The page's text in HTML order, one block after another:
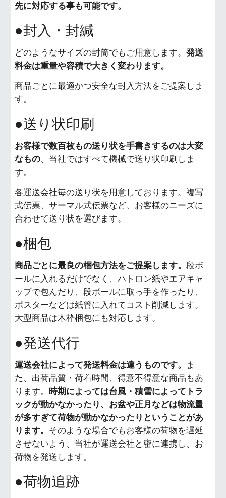
先に対応する事も可能です。
●封入・封緘
どのようなサイズの封筒でもご用意します。発送
料金は重量や容積で大きく変わります。
商品ごとに最適かつ安全な封入方法をご提案しま
す。
●送り状印刷
お客様で数百枚もの送り状を手書きするのは大変
なもの、当社ではすべて機械で送り状印刷しま
す。
各運送会社毎の送り状を用意しております。複写
式伝票、サーマル式伝票など、お客様のニーズに
合わせて送り状を選びます。
●梱包
商品ごとに最良の梱包方法をご提案します。段ボ
ールに入れるだけでなく、ハトロン紙やエアキャ
ップで包んだり、段ボールに取っ手を作ったり、
ポスターなどは紙管に入れてコスト削減します。
大型商品は木枠梱包にも対応します。
●発送代行
運送会社によって発送料金は違うものです。
ま
た、出荷品質・荷着時間、得意不得意な商品もあ
ります。 時期によっては台風・積雪によってトラ
ックが動かなかったり、お盆や正月などは物流量
が多すぎて荷物が動かなかったりということがあ
ります。 そのような場合でもお客様の荷物を遅延
させないよう、当社が運送会社と密に連携し、お
荷物を発送します。
●荷物追跡